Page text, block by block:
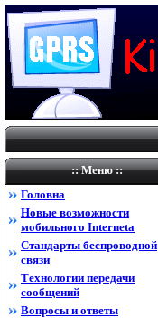
:: Меню ::
Головна
Новые возможности
мобильного Internetа
Стандарты беспроводной
связи
Технологии передачи
сообщений
Вопросы и ответы